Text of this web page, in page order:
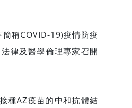
稱COVID-19)疫情防疫
律及醫學倫理專家召開
種AZ疫苗的中和抗體結